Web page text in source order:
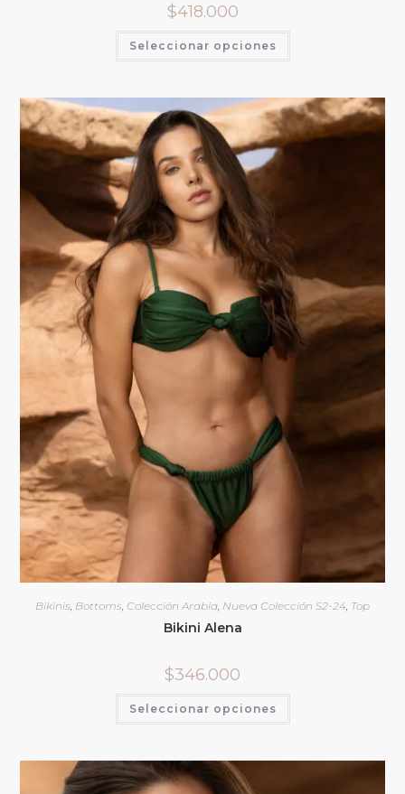
$418.000
Seleccionar opciones
Bikinis, Bottoms, Colección Arabia, Nueva Colección S2-24, Top
Bikini Alena
$346.000
Seleccionar opciones